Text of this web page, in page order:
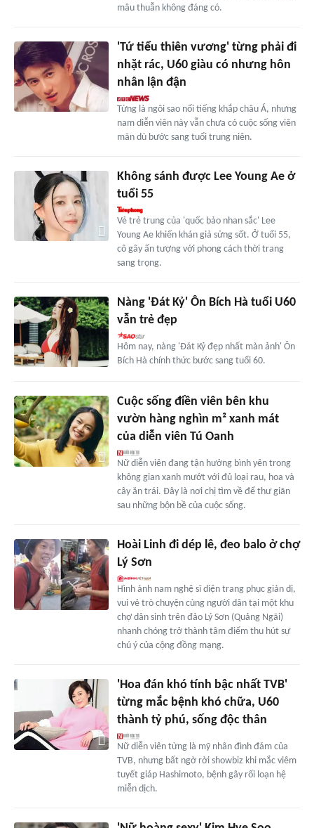
mâu thuẫn không đáng có.
'Tứ tiểu thiên vương' từng phải đi
nhặt rác, U60 giàu có nhưng hôn
nhân lận đận
Từng là ngôi sao nổi tiếng khắp châu Á, nhưng
nam diễn viên này vẫn chưa có cuộc sống viên
mãn dù bước sang tuổi trung niên.
Không sánh được Lee Young Ae ở
tuổi 55
Vẻ trẻ trung của 'quốc bảo nhan sắc' Lee
Young Ae khiến khán giả sửng sốt. Ở tuổi 55,
cô gây ấn tượng với phong cách thời trang
sang trọng.
Nàng 'Đát Kỷ' Ôn Bích Hà tuổi U60
vẫn trẻ đẹp
Hôm nay, nàng 'Đát Kỷ đẹp nhất màn ảnh' Ôn
Bích Hà chính thức bước sang tuổi 60.
Cuộc sống điền viên bên khu
vườn hàng nghìn m² xanh mát
của diễn viên Tú Oanh
Nữ diễn viên đang tận hưởng bình yên trong
không gian xanh mướt với đủ loại rau, hoa và
cây ăn trái. Đây là nơi chị tìm về để thư giãn
sau những bộn bề của cuộc sống.
Hoài Linh đi dép lê, đeo balo ở chợ
Lý Sơn
Hình ảnh nam nghệ sĩ diện trang phục giản dị,
vui vẻ trò chuyện cùng người dân tại một khu
chợ dân sinh trên đảo Lý Sơn (Quảng Ngãi)
nhanh chóng trở thành tâm điểm thu hút sự
chú ý của cộng đồng mạng.
'Hoa đán khó tính bậc nhất TVB'
từng mắc bệnh khó chữa, U60
thành tỷ phú, sống độc thân
Nữ diễn viên từng là mỹ nhân đình đám của
TVB, nhưng bất ngờ rời showbiz khi mắc viêm
tuyết giáp Hashimoto, bệnh gây rối loạn hệ
miễn dịch.